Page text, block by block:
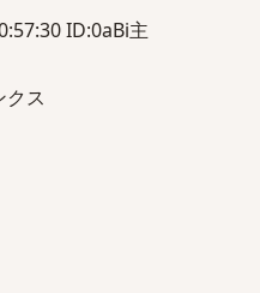
ID:0aBi主
ス